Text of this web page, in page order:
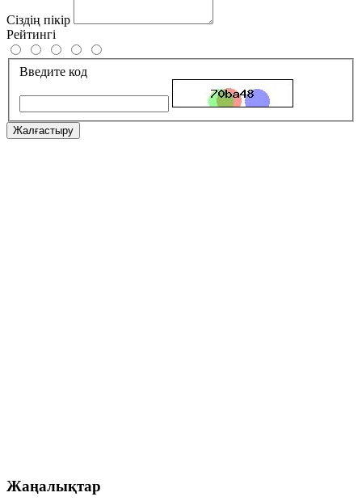
Сіздің пікір
Рейтингі
Введите код
Жалғастыру
Жаңалықтар